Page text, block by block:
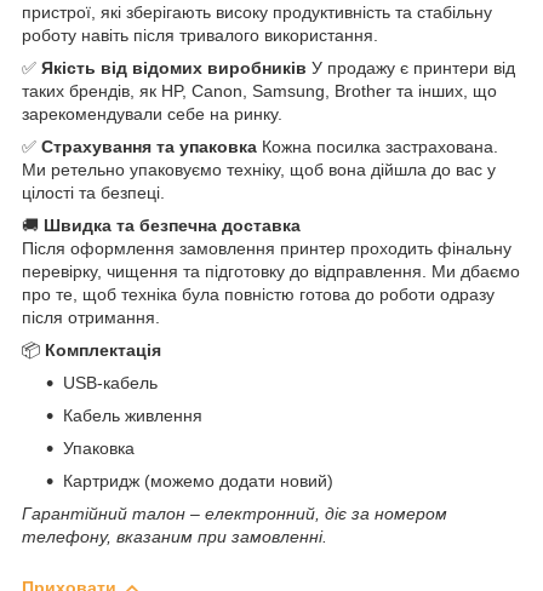
пристрої, які зберігають високу продуктивність та стабільну
роботу навіть після тривалого використання.
✅ Якість від відомих виробників У продажу є принтери від
таких брендів, як HP, Canon, Samsung, Brother та інших, що
зарекомендували себе на ринку.
✅ Страхування та упаковка Кожна посилка застрахована.
Ми ретельно упаковуємо техніку, щоб вона дійшла до вас у
цілості та безпеці.
🚚 Швидка та безпечна доставка
Після оформлення замовлення принтер проходить фінальну
перевірку, чищення та підготовку до відправлення. Ми дбаємо
про те, щоб техніка була повністю готова до роботи одразу
після отримання.
📦 Комплектація
USB-кабель
Кабель живлення
Упаковка
Картридж (можемо додати новий)
Гарантійний талон – електронний, діє за номером
телефону, вказаним при замовленні.
Приховати